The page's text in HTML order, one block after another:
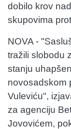
dobilo krov
skupovima
NOVA -
tražili slobodu
stanju
novosadskom
Vuleviću",
za agenciju
Jovovićem,